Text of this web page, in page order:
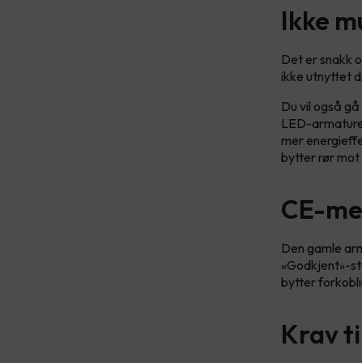
Ikke
Det er snakk
ikke utnyttet
Du vil også
LED-
mer
bytter rør mot
CE-
Den gamle
«Godkjent»-
bytter
Krav